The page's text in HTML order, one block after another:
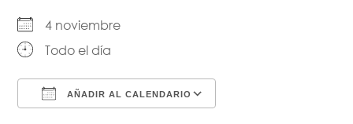
4 noviembre
Todo el día
AÑADIR AL CALENDARIO